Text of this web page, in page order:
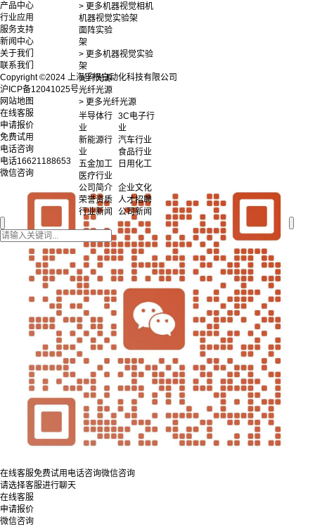
> 更多机器视觉相机
机器视觉实验架
面阵实验
架
> 更多机器视觉实验
架
光纤光源
光纤光源
> 更多光纤光源
半导体行
业
3C电子行
业
新能源行
业
汽车行业
食品行业
五金加工
日用化工
医疗行业
公司简介 企业文化
荣誉资质 人才招聘
行业新闻
公司新闻
产品中心
行业应用
服务支持
新闻中心
关于我们
联系我们
Copyright ©2024 上海孚根自动化科技有限公司
沪ICP备12041025号
网站地图
在线客服
申请报价
免费试用
电话咨询
电话16621188653
微信咨询
在线客服免费试用 电话咨询微信咨询
请选择客服进行聊天
在线客服
申请报价
微信咨询